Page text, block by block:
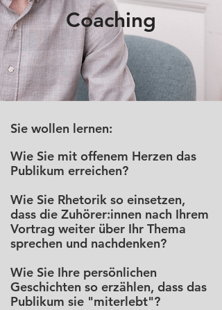
Coaching
Sie wollen lernen:
Wie Sie mit offenem Herzen das
Publikum erreichen?
Wie Sie Rhetorik so einsetzen,
dass die Zuhörer:innen nach Ihrem
Vortrag weiter über Ihr Thema
sprechen und nachdenken?
Wie Sie Ihre persönlichen
Geschichten so erzählen, dass das
Publikum sie "miterlebt"?